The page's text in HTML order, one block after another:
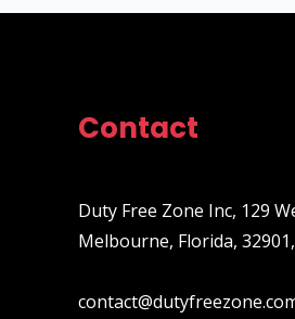
Contact
Duty Free Zone Inc, 129
Melbourne, Florida,